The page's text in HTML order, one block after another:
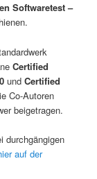
Softwaretest –
Certified
undCertified
Co-Autoren
beigetragen.
durchgängigen
auf der